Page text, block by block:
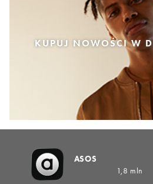
KUPUJ NOWOŚCI W
ASOS
1,8 mln